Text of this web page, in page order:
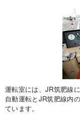
運転室には、JR筑肥線
自動運転とJR筑肥線内
ています。